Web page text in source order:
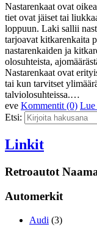
Nastarenkaat ovat
tiet ovat jäiset tai
loppuun. Laki sallii
tarjoavat kitkarenkaita
nastarenkaiden ja
olosuhteista,
Nastarenkaat ovat
tai kun tarvitset
talviolosuhteissa.…
eve Kommentit (0) Lue
Etsi:
Linkit
Retroautot
Automerkit
Audi (3)